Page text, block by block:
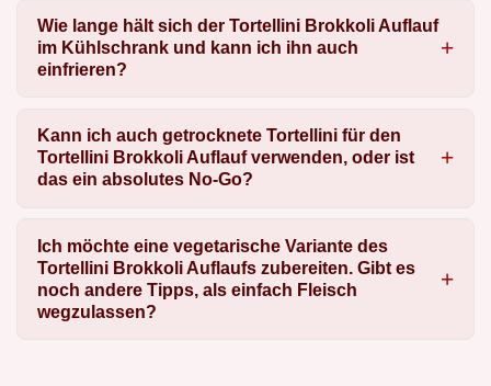
Wie lange hält sich der Tortellini Brokkoli Auflauf
im Kühlschrank und kann ich ihn auch
einfrieren?
Kann ich auch getrocknete Tortellini für den
Tortellini Brokkoli Auflauf verwenden, oder ist
das ein absolutes No-Go?
Ich möchte eine vegetarische Variante des
Tortellini Brokkoli Auflaufs zubereiten. Gibt es
noch andere Tipps, als einfach Fleisch
wegzulassen?